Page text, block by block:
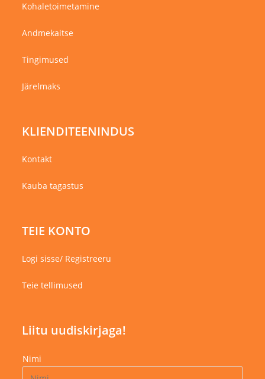
Kohaletoimetamine
Andmekaitse
Tingimused
Järelmaks
KLIENDITEENINDUS
Kontakt
Kauba tagastus
TEIE KONTO
Logi sisse/ Registreeru
Teie tellimused
Liitu uudiskirjaga!
Nimi